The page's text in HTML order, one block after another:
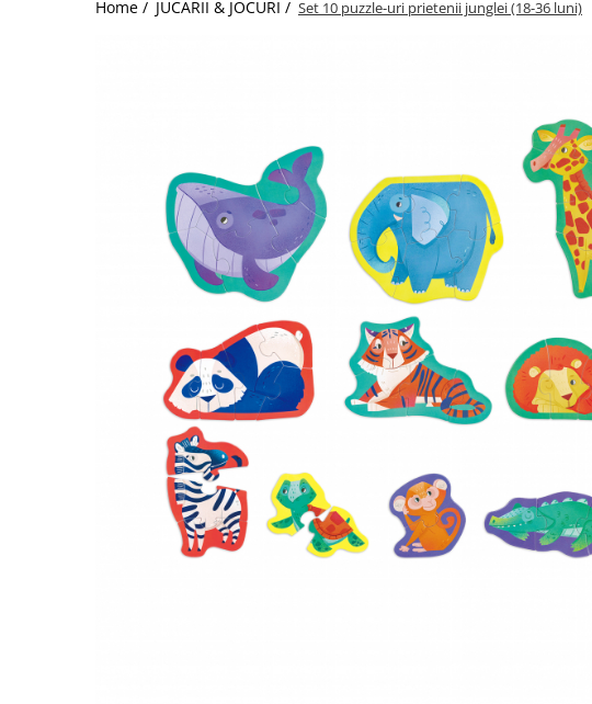
Jucarii de Sortare
Home / JUCARII & JOCURI / Set 10 puzzle-uri prietenii junglei (18-36 luni)